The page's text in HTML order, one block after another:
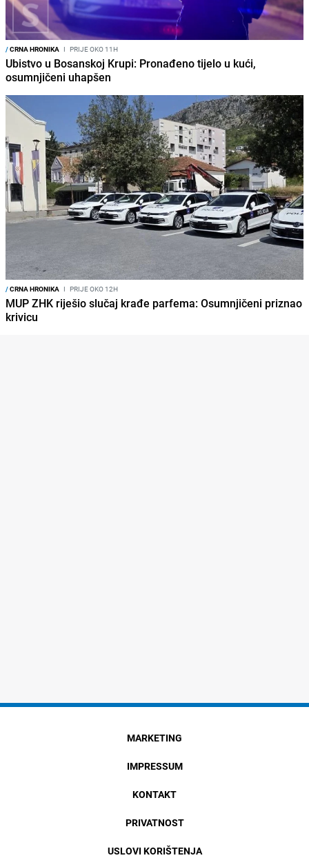
/CRNA HRONIKA I PRIJE OKO 11H
Ubistvo u Bosanskoj Krupi: Pronađeno tijelo u kući,
osumnjičeni uhapšen
/CRNA HRONIKA I PRIJE OKO 12H
MUP ZHK riješio slučaj krađe parfema: Osumnjičeni priznao
krivicu
MARKETING
IMPRESSUM
KONTAKT
PRIVATNOST
USLOVI KORIŠTENJA